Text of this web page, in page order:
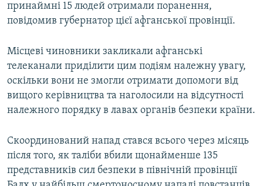
принаймні 15 людей отримали поранення,
повідомив губернатор цієї афганської провінції.
Місцеві чиновники закликали афганські
телеканали приділити цим подіям належну увагу,
оскільки вони не змогли отримати допомоги від
вищого керівництва та наголосили на відсутності
належного порядку в лавах органів безпеки країни.
Скоординований напад стався всього через місяць
після того, як таліби вбили щонайменше 135
представників сил безпеки в північній провінції